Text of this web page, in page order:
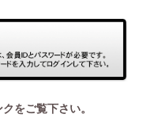
をご覧下さい。